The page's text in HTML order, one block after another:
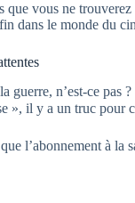
vous ne
dans le monde du
guerre, n’est-ce
», il y a un truc
l’abonnement à